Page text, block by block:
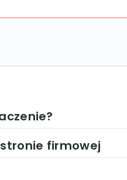
stronie firmowej